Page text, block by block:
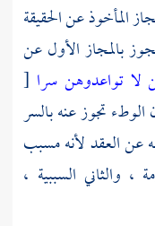
المأخوذ عن الحقيقة
بالمجاز الأول عن
لا تواعدوهن سرا [
فإن الوطء تجوز عنه بالسر
عن العقد لأنه مسبب
والثاني السببية ،